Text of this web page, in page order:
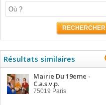
RECHERCHER
Résultats similaires
Mairie Du 19eme -
C.a.s.v.p.
75019 Paris